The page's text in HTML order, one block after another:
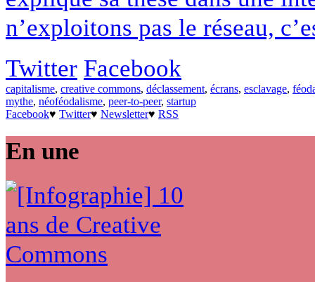
n’exploitons pas le réseau,
Twitter Facebook
capitalisme, creative commons, déclassement, écrans, esclavage,
mythe, néoféodalisme, peer-to-peer, startup
Facebook♥ Twitter♥ Newsletter♥ RSS
En une